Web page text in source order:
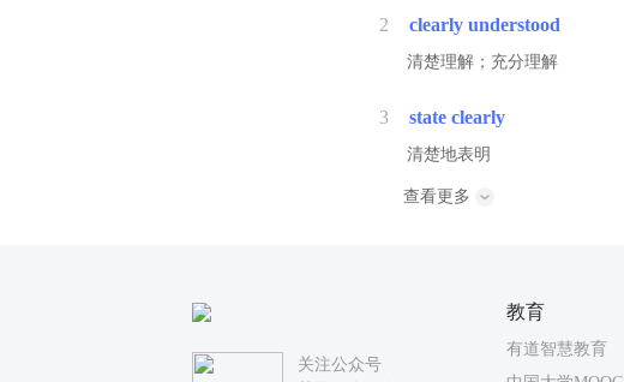
2 clearly understood
清楚理解；充分理解
3 state clearly
清楚地表明
查看更多
关注公众号
教育
有道智慧教育